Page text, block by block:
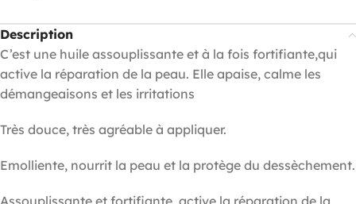
Description
C’est une huile assouplissante et à la fois fortifiante,qui
active la réparation de la peau. Elle apaise, calme les
démangeaisons et les irritations
Très douce, très agréable à appliquer.
Emolliente, nourrit la peau et la protège du dessèchement.
Assouplissante et fortifiante, active la réparation de la